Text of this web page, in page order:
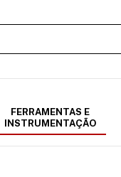
FERRAMENTAS E
INSTRUMENTAÇÃO